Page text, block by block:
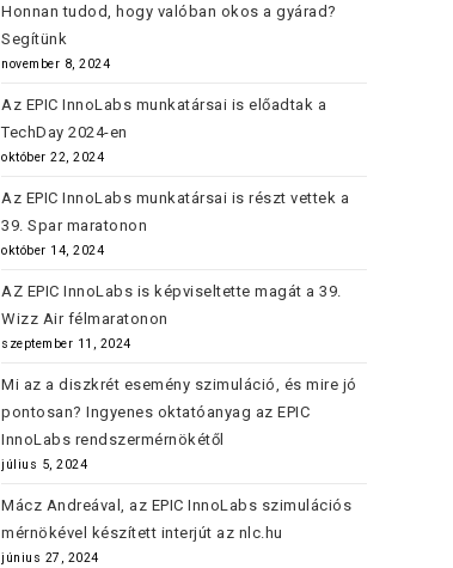
Honnan tudod, hogy valóban okos a gyárad?
Segítünk
november 8, 2024
Az EPIC InnoLabs munkatársai is előadtak a
TechDay 2024-en
október 22, 2024
Az EPIC InnoLabs munkatársai is részt vettek a
39. Spar maratonon
október 14, 2024
AZ EPIC InnoLabs is képviseltette magát a 39.
Wizz Air félmaratonon
szeptember 11, 2024
Mi az a diszkrét esemény szimuláció, és mire jó
pontosan? Ingyenes oktatóanyag az EPIC
InnoLabs rendszermérnökétől
július 5, 2024
Mácz Andreával, az EPIC InnoLabs szimulációs
mérnökével készített interjút az nlc.hu
június 27, 2024